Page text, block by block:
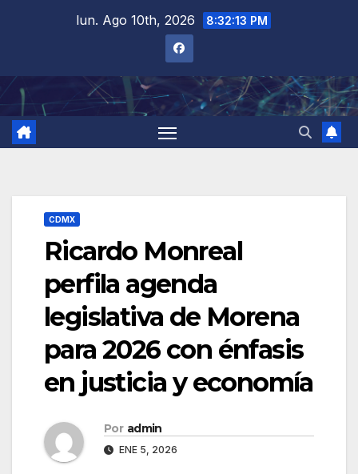
lun. Ago 10th, 2026 8:32:14 PM
CDMX
Ricardo Monreal
perfila agenda
legislativa de Morena
para 2026 con énfasis
en justicia y economía
Por admin
ENE 5, 2026